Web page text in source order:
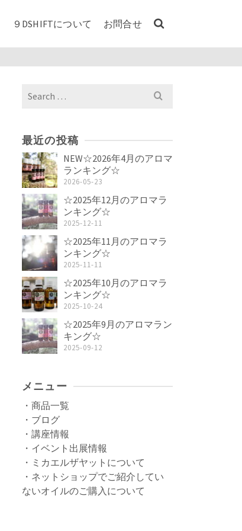
９DSHIFTについて お問合せ
Search
for:
最近の投稿
NEW☆2026年4月のアロマ
ランキング☆
2026-05-23
☆2025年12月のアロマラ
ンキング☆
2025-12-11
☆2025年11月のアロマラ
ンキング☆
2025-11-11
☆2025年10月のアロマラ
ンキング☆
2025-10-24
☆2025年9月のアロマラン
キング☆
2025-09-12
メニュー
・商品一覧
・ブログ
・講座情報
・イベント出展情報
・ミカエルザヤットについて
・ネットショップでご紹介してい
ないオイルのご購入について